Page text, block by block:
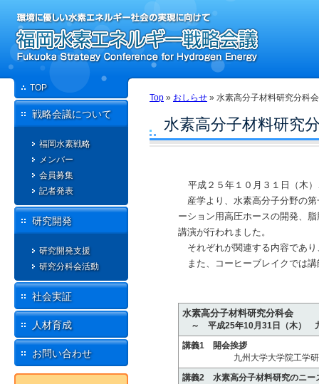
TOP
戦略会議について
福岡水素戦略
メンバー
会員募集
記者発表
研究開発
研究開発支援
研究分科会活動
社会実証
人材育成
お問い合わせ
Top » おしらせ » 水素高分子材料研究分科
水素高分子材料研究
平成２５年１０月３１日（木
産学より、水素高分子分野の第
ーション用高圧ホースの開発、
講演が行われました。
それぞれが関連する内容であ
また、コーヒーブレイクでは
水素高分子材料研究分科会
～ 平成25年10月31日（木）
講義1 開会挨拶
九州大学大学院工学研究
講義2 水素高分子材料研究のニー